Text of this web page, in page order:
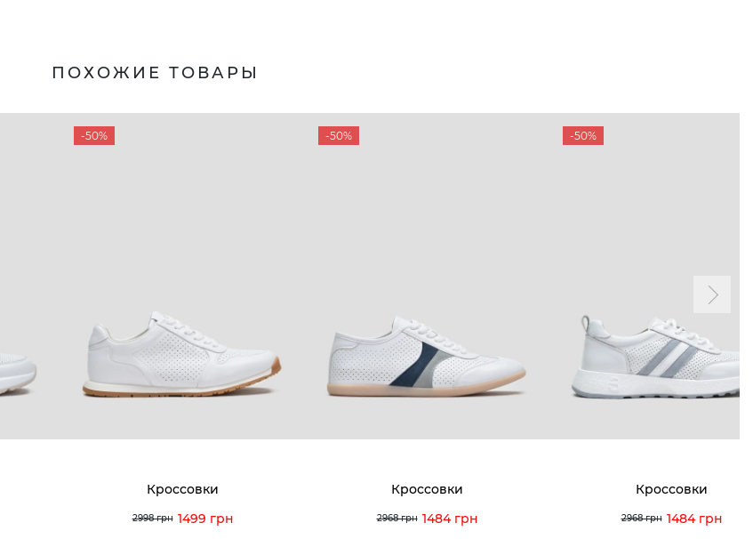
ПОХОЖИЕ ТОВАРЫ
-50%
Кроссовки
2998 грн 1499 грн
-50%
Кроссовки
2968 грн 1484 грн
-50%
Кроссовки
2968 грн 1484 грн